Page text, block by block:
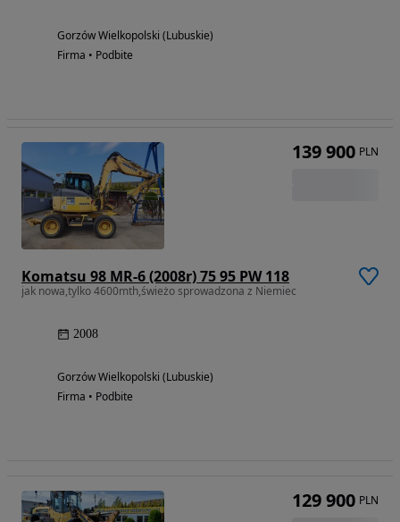
Gorzów Wielkopolski (Lubuskie)
Firma • Podbite
Komatsu 98 MR-6 (2008r) 75 95 PW 118
jak nowa,tylko 4600mth,świeżo sprowadzona z Niemiec
2008
Gorzów Wielkopolski (Lubuskie)
Firma • Podbite
139 900 PLN
129 900 PLN